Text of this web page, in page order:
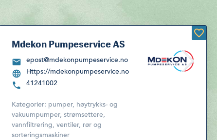
Mdekon Pumpeservice AS
epost@mdekonpumpeservice.no
Https://mdekonpumpeservice.no
41241002
Kategorier: pumper, høytrykks- og
vakuumpumper, strømsettere,
vannfiltrering, ventiler, rør og
sorteringsmaskiner